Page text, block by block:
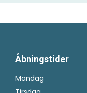
Åbningstider
Mandag